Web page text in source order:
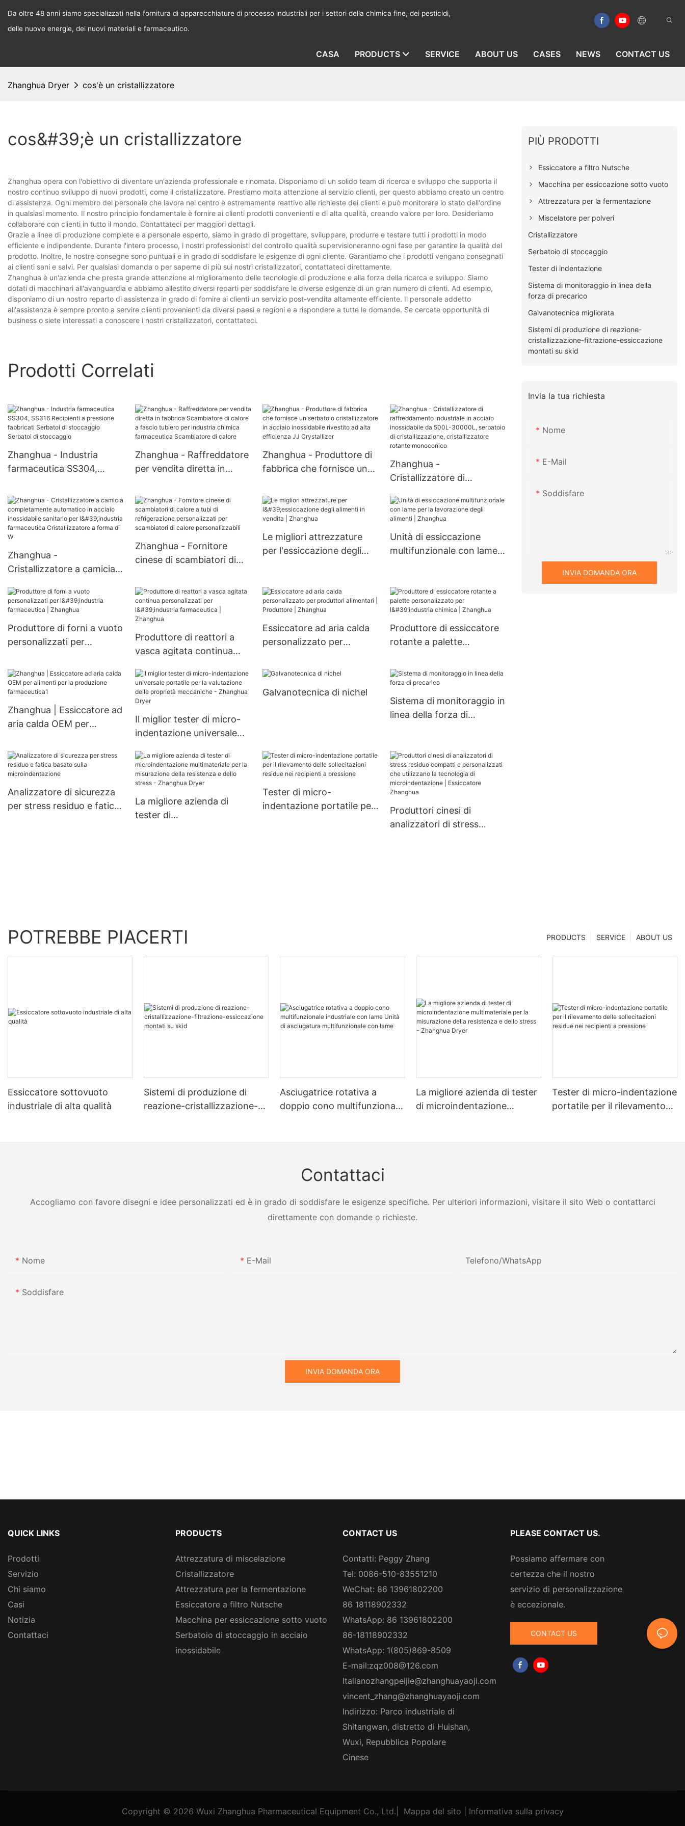
Da oltre 48 anni siamo specializzati nella fornitura di apparecchiature di processo industriali per i settori della chimica fine, dei pesticidi,
delle nuove energie, dei nuovi materiali e farmaceutico.
CASA PRODUCTS SERVICE ABOUT US CASES NEWS CONTACT US
Zhanghua Dryer cos'è un cristallizzatore
cos&#39;è un cristallizzatore
Zhanghua opera con l'obiettivo di diventare un'azienda professionale e rinomata. Disponiamo di un solido team di ricerca e sviluppo che supporta il
nostro continuo sviluppo di nuovi prodotti, come il cristallizzatore. Prestiamo molta attenzione al servizio clienti, per questo abbiamo creato un centro
di assistenza. Ogni membro del personale che lavora nel centro è estremamente reattivo alle richieste dei clienti e può monitorare lo stato dell'ordine
in qualsiasi momento. Il nostro principio fondamentale è fornire ai clienti prodotti convenienti e di alta qualità, creando valore per loro. Desideriamo
collaborare con clienti in tutto il mondo. Contattateci per maggiori dettagli.
Grazie a linee di produzione complete e a personale esperto, siamo in grado di progettare, sviluppare, produrre e testare tutti i prodotti in modo
efficiente e indipendente. Durante l'intero processo, i nostri professionisti del controllo qualità supervisioneranno ogni fase per garantire la qualità del
prodotto. Inoltre, le nostre consegne sono puntuali e in grado di soddisfare le esigenze di ogni cliente. Garantiamo che i prodotti vengano consegnati
ai clienti sani e salvi. Per qualsiasi domanda o per saperne di più sui nostri cristallizzatori, contattateci direttamente.
Zhanghua è un'azienda che presta grande attenzione al miglioramento delle tecnologie di produzione e alla forza della ricerca e sviluppo. Siamo
dotati di macchinari all'avanguardia e abbiamo allestito diversi reparti per soddisfare le diverse esigenze di un gran numero di clienti. Ad esempio,
disponiamo di un nostro reparto di assistenza in grado di fornire ai clienti un servizio post-vendita altamente efficiente. Il personale addetto
all'assistenza è sempre pronto a servire clienti provenienti da diversi paesi e regioni e a rispondere a tutte le domande. Se cercate opportunità di
business o siete interessati a conoscere i nostri cristallizzatori, contattateci.
Prodotti Correlati
Zhanghua - Industria
farmaceutica SS304,
pressione fabbricati
Serbatoi di stoccaggio
Serbatoi di stoccaggio
Zhanghua - Raffreddatore
per vendita diretta in
calore a fascio tubiero per
industria chimica
farmaceutica Scambiatore
Zhanghua - Produttore di
fabbrica che fornisce un
in acciaio inossidabile
rivestito ad alta efficienza
JJ Crystallizer
Zhanghua -
Cristallizzatore di
in acciaio inossidabile da
500L-30000L, serbatoio di
cristallizzazione,
cristallizzatore rotante
Zhanghua -
Cristallizzatore a camicia
automatico in acciaio
inossidabile sanitario per
l'industria farmaceutica
Cristallizzatore a forma di
Zhanghua - Fornitore
cinese di scambiatori di
refrigerazione
personalizzati per
scambiatori di calore
Le migliori attrezzature
per l'essiccazione degli
Unità di essiccazione
multifunzionale con lame
Produttore di forni a vuoto
personalizzati per
Zhanghua
Produttore di reattori a
vasca agitata continua
l'industria farmaceutica |
Zhanghua
Essiccatore ad aria calda
personalizzato per
Produttore | Zhanghua
Produttore di essiccatore
rotante a palette
l'industria chimica |
Zhanghua
Zhanghua | Essiccatore ad
aria calda OEM per
farmaceutica1
Il miglior tester di micro-
indentazione universale
delle proprietà
meccaniche - Zhanghua
Dryer
Galvanotecnica di nichel
Sistema di monitoraggio in
linea della forza di
Analizzatore di sicurezza
per stress residuo e fatica
La migliore azienda di
tester di
Tester di micro-
indentazione portatile per
Produttori cinesi di
analizzatori di stress
PIÙ PRODOTTI
Essiccatore a filtro Nutsche
Macchina per essiccazione sotto vuoto
Attrezzatura per la fermentazione
Miscelatore per polveri
Cristallizzatore
Serbatoio di stoccaggio
Tester di indentazione
Sistema di monitoraggio in linea della
forza di precarico
Galvanotecnica migliorata
Sistemi di produzione di reazione-
cristallizzazione-filtrazione-essiccazione
montati su skid
Invia la tua richiesta
Nome
E-Mail
Soddisfare
INVIA DOMANDA ORA
POTREBBE PIACERTI ABOUT US
SERVICE
PRODUCTS
Essiccatore sottovuoto
industriale di alta qualità
Sistemi di produzione di
reazione-cristallizzazione-
Asciugatrice rotativa a
doppio cono multifunzionale
La migliore azienda di tester
di microindentazione
Tester di micro-indentazione
portatile per il rilevamento
Contattaci
Accogliamo con favore disegni e idee personalizzati ed è in grado di soddisfare le esigenze specifiche. Per ulteriori informazioni, visitare il sito Web o contattarci
direttamente con domande o richieste.
Nome E-Mail Telefono/WhatsApp
Soddisfare
INVIA DOMANDA ORA
QUICK LINKS
Prodotti
Servizio
Chi siamo
Casi
Notizia
Contattaci
PRODUCTS
Attrezzatura di miscelazione
Cristallizzatore
Attrezzatura per la fermentazione
Essiccatore a filtro Nutsche
Macchina per essiccazione sotto vuoto
Serbatoio di stoccaggio in acciaio
inossidabile
CONTACT US
Contatti: Peggy Zhang
Tel: 0086-510-83551210
WeChat: 86 13961802200
86 18118902332
WhatsApp: 86 13961802200
86-18118902332
WhatsApp: 1(805)869-8509
E-mail:zqz008@126.com
Italianozhangpeijie@zhanghuayaoji.com
vincent_zhang@zhanghuayaoji.com
Indirizzo: Parco industriale di
Shitangwan, distretto di Huishan,
Wuxi, Repubblica Popolare
Cinese
PLEASE CONTACT US.
Possiamo affermare con
certezza che il nostro
servizio di personalizzazione
è eccezionale.
CONTACT US
Copyright © 2026 Wuxi Zhanghua Pharmaceutical Equipment Co., Ltd. Mappa del sito Informativa sulla privacy